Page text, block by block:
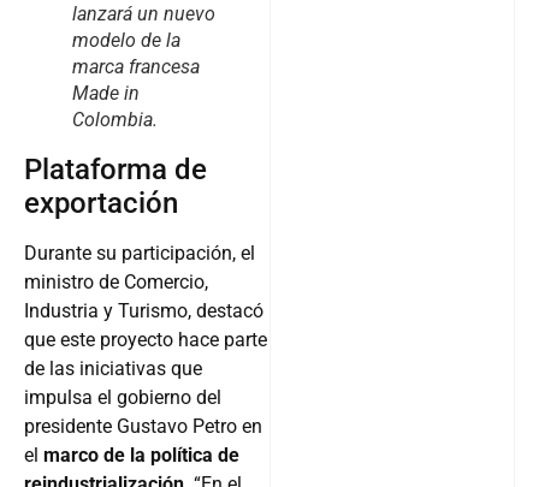
lanzará un nuevo
modelo de la
marca francesa
Made in
Colombia.
Plataforma de
exportación
Durante su participación, el
ministro de Comercio,
Industria y Turismo, destacó
que este proyecto hace parte
de las iniciativas que
impulsa el gobierno del
presidente Gustavo Petro en
el marco de la política de